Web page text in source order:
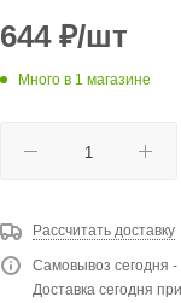
644₽/шт
Много в 1 магазине
Рассчитать доставку
Самовывоз сегодня -
Доставка сегодня